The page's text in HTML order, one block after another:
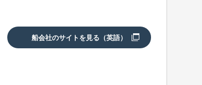
船会社のサイトを見る（英語）